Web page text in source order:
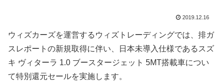
2019.12.16
ウィズカーズを運営するウィズトレーディングでは、排ガ
スレポートの新規取得に伴い、日本未導入仕様であるスズ
キ ヴィターラ 1.0 ブースタージェット 5MT搭載車につい
て特別還元セールを実施します。